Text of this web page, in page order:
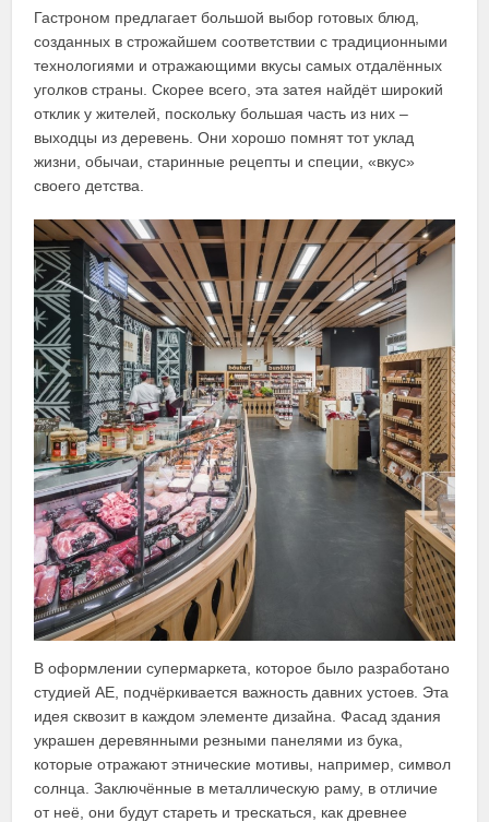
Гастроном предлагает большой выбор готовых блюд,
созданных в строжайшем соответствии с традиционными
технологиями и отражающими вкусы самых отдалённых
уголков страны. Скорее всего, эта затея найдёт широкий
отклик у жителей, поскольку большая часть из них –
выходцы из деревень. Они хорошо помнят тот уклад
жизни, обычаи, старинные рецепты и специи, «вкус»
своего детства.
В оформлении супермаркета, которое было разработано
студией АЕ, подчёркивается важность давних устоев. Эта
идея сквозит в каждом элементе дизайна. Фасад здания
украшен деревянными резными панелями из бука,
которые отражают этнические мотивы, например, символ
солнца. Заключённые в металлическую раму, в отличие
от неё, они будут стареть и трескаться, как древнее